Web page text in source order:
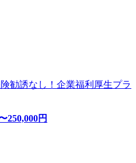
勧誘なし！企業福利厚生プラ
250,000円